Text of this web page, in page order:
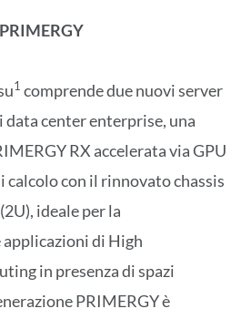
1 comprende due nuovi server
data center enterprise, una
RX accelerata via GPU
calcolo con il rinnovato chassis
ideale per la
di High
in presenza di spazi
PRIMERGY è